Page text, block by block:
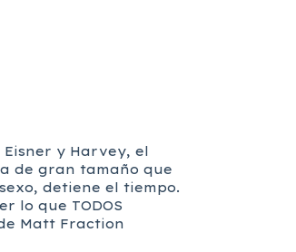
y Harvey, el
de gran tamaño que
detiene el tiempo.
lo que TODOS
Matt Fraction